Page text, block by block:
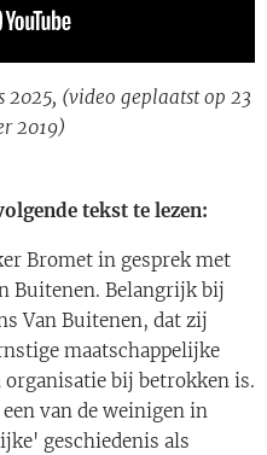
2025, (video geplaatst op 23
2019)
tekst te lezen:
Bromet in gesprek met
Buitenen. Belangrijk bij
Van Buitenen, dat zij
maatschappelijke
organisatie bij betrokken is.
van de weinigen in
geschiedenis als